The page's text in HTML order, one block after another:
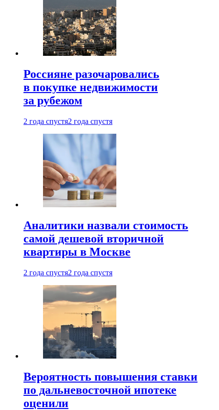
Россияне разочаровались
в покупке недвижимости
за рубежом
2 года спустя2 года спустя
Аналитики назвали стоимость
самой дешевой вторичной
квартиры в Москве
2 года спустя2 года спустя
Вероятность повышения ставки
по дальневосточной ипотеке
оценили